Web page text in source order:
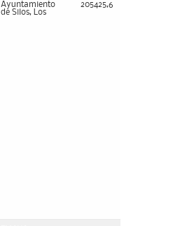
Ayuntamiento
de Silos, Los
205425,6